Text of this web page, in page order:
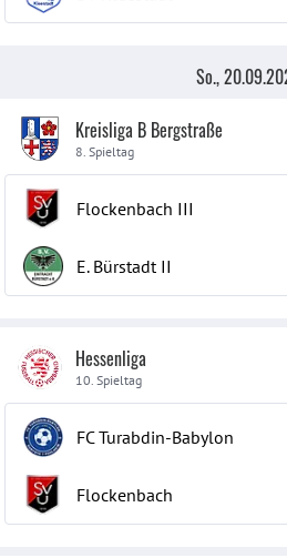
So.,
Kreisliga B Bergstraße
8. Spieltag
Flockenbach III
E. Bürstadt II
Hessenliga
10. Spieltag
FC Turabdin-Babylon
Flockenbach